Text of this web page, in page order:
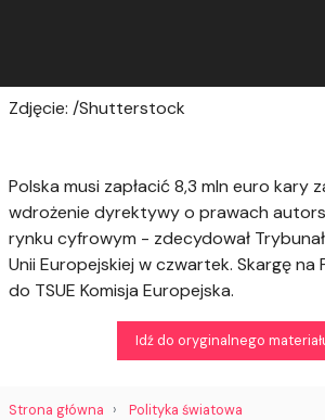
Zdjęcie: /Shutterstock
Polska musi zapłacić 8,3 mln euro kary
wdrożenie dyrektywy o prawach
rynku cyfrowym - zdecydował
Unii Europejskiej w czwartek. Skargę na
do TSUE Komisja Europejska.
Idź do oryginalnego
Strona główna
Polityka światowa